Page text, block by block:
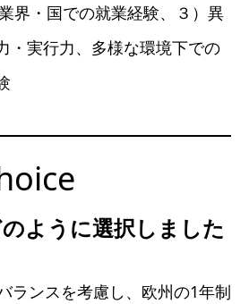
界・国での就業経験、３）異
・実行力、多様な環境下での
ように選択しました
ランスを考慮し、欧州の1年制